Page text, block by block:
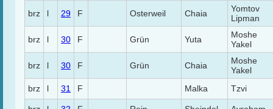
brz l 29 F Osterweil Chaia
Yomtov
Lipman
brz l 30 F Grün Yuta
Moshe
Yakel
brz l 30 F Grün Chaia
Moshe
Yakel
brz
l 31 F Malka Tzvi